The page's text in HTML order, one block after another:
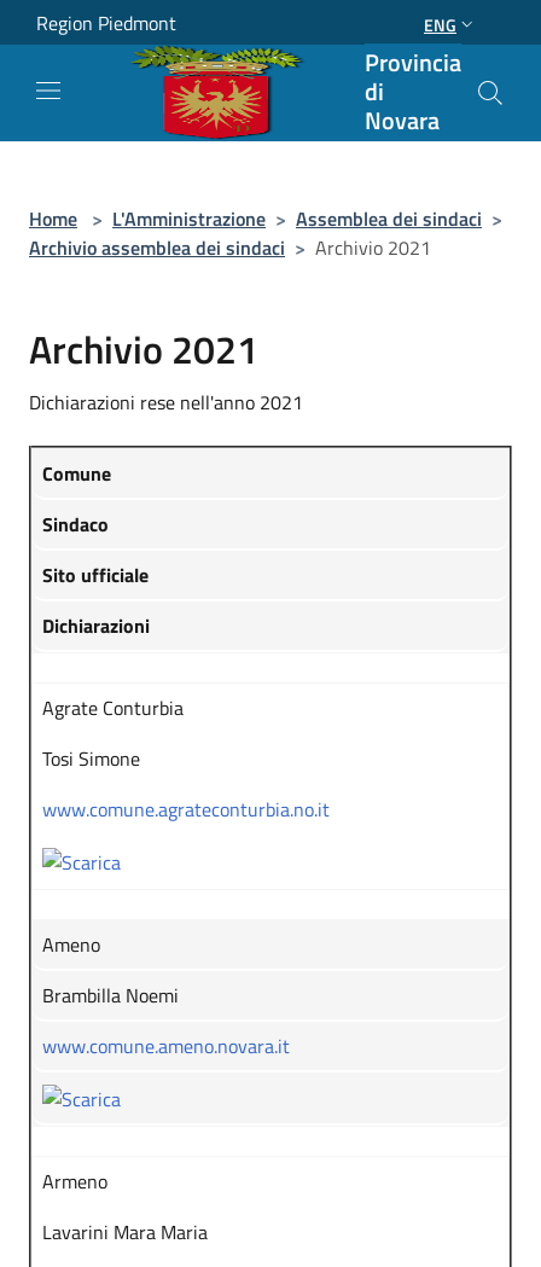
Salta al contenuto principale
Region Piedmont ENG
Provincia
di
Novara
Home > L'Amministrazione > Assemblea dei sindaci >
Archivio assemblea dei sindaci > Archivio 2021
Archivio 2021
Dichiarazioni rese nell'anno 2021
Comune
Sindaco
Sito ufficiale
Dichiarazioni
Agrate Conturbia
Tosi Simone
www.comune.agrateconturbia.no.it
Ameno
Brambilla Noemi
www.comune.ameno.novara.it
Armeno
Lavarini Mara Maria